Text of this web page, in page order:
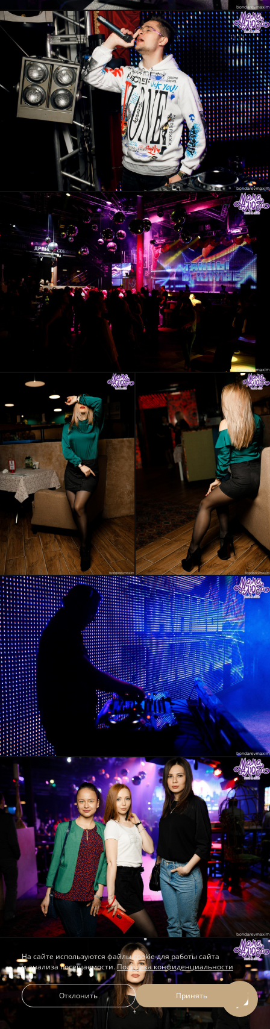
На сайте используются файлы cookie для работы сайта
и анализа посещаемости.Политика конфиденциальности
Отклонить Принять